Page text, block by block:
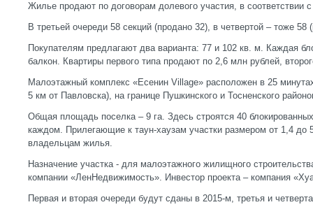
Жилье продают по договорам долевого участия, в соответствии
В третьей очереди 58 секций (продано 32), в четвертой – тоже 58
Покупателям предлагают два варианта: 77 и 102 кв. м. Каждая
балкон. Квартиры первого типа продают по 2,6 млн рублей,
Малоэтажный комплекс «Есенин Village» расположен в 25
5 км от Павловска), на границе Пушкинского и Тосненского
Общая площадь поселка – 9 га. Здесь строятся 40
каждом. Прилегающие к таун-хаузам участки размером от 1,4 до
владельцам жилья.
Назначение участка - для малоэтажного жилищного
компании «ЛенНедвижимость». Инвестор проекта – компания
Первая и вторая очереди будут сданы в 2015-м, третья и